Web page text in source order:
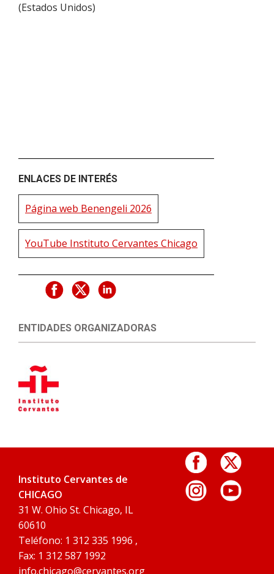
(Estados Unidos)
ENLACES DE INTERÉS
Página web Benengeli 2026
YouTube Instituto Cervantes Chicago
ENTIDADES ORGANIZADORAS
Instituto Cervantes de
CHICAGO
31 W. Ohio St. Chicago, IL
60610
Teléfono: 1 312 335 1996 ,
Fax: 1 312 587 1992
info.chicago@cervantes.org